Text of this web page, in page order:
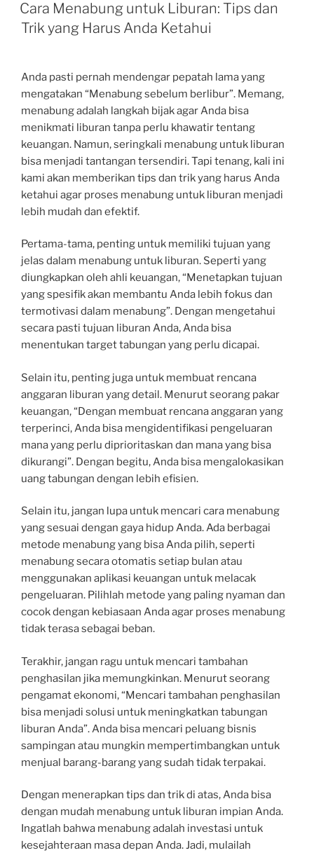
Cara Menabung untuk Liburan: Tips dan
Trik yang Harus Anda Ketahui
Anda pasti pernah mendengar pepatah lama yang
mengatakan “Menabung sebelum berlibur”. Memang,
menabung adalah langkah bijak agar Anda bisa
menikmati liburan tanpa perlu khawatir tentang
keuangan. Namun, seringkali menabung untuk liburan
bisa menjadi tantangan tersendiri. Tapi tenang, kali ini
kami akan memberikan tips dan trik yang harus Anda
ketahui agar proses menabung untuk liburan menjadi
lebih mudah dan efektif.
Pertama-tama, penting untuk memiliki tujuan yang
jelas dalam menabung untuk liburan. Seperti yang
diungkapkan oleh ahli keuangan, “Menetapkan tujuan
yang spesifik akan membantu Anda lebih fokus dan
termotivasi dalam menabung”. Dengan mengetahui
secara pasti tujuan liburan Anda, Anda bisa
menentukan target tabungan yang perlu dicapai.
Selain itu, penting juga untuk membuat rencana
anggaran liburan yang detail. Menurut seorang pakar
keuangan, “Dengan membuat rencana anggaran yang
terperinci, Anda bisa mengidentifikasi pengeluaran
mana yang perlu diprioritaskan dan mana yang bisa
dikurangi”. Dengan begitu, Anda bisa mengalokasikan
uang tabungan dengan lebih efisien.
Selain itu, jangan lupa untuk mencari cara menabung
yang sesuai dengan gaya hidup Anda. Ada berbagai
metode menabung yang bisa Anda pilih, seperti
menabung secara otomatis setiap bulan atau
menggunakan aplikasi keuangan untuk melacak
pengeluaran. Pilihlah metode yang paling nyaman dan
cocok dengan kebiasaan Anda agar proses menabung
tidak terasa sebagai beban.
Terakhir, jangan ragu untuk mencari tambahan
penghasilan jika memungkinkan. Menurut seorang
pengamat ekonomi, “Mencari tambahan penghasilan
bisa menjadi solusi untuk meningkatkan tabungan
liburan Anda”. Anda bisa mencari peluang bisnis
sampingan atau mungkin mempertimbangkan untuk
menjual barang-barang yang sudah tidak terpakai.
Dengan menerapkan tips dan trik di atas, Anda bisa
dengan mudah menabung untuk liburan impian Anda.
Ingatlah bahwa menabung adalah investasi untuk
kesejahteraan masa depan Anda. Jadi, mulailah